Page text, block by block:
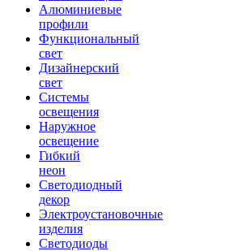
Алюминиевые
профили
Функциональный
свет
Дизайнерский
свет
Системы
освещения
Наружное
освещение
Гибкий
неон
Светодиодный
декор
Электроустановочные
изделия
Светодиоды